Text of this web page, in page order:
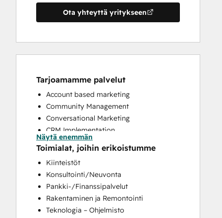
Ota yhteyttä yritykseen
Tarjoamamme palvelut
Account based marketing
Community Management
Conversational Marketing
CRM Implementation
CRM Migration
Custom API Integrations
Customer Marketing
Customer Success Training
Customer Support Training
Customer Survey and Analysis
Email Marketing
Näytä enemmän
Toimialat, joihin erikoistumme
Kiinteistöt
Konsultointi/Neuvonta
Pankki-/Finanssipalvelut
Rakentaminen ja Remontointi
Teknologia – Ohjelmisto